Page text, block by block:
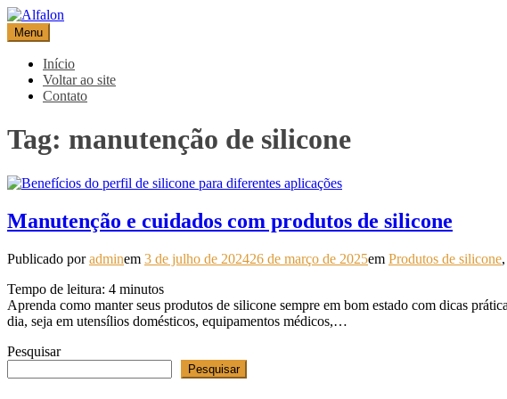
Pular
para
o
conteúdo
Alfalon
comércio e serviços pertinentes aos produtos de embalagens
Menu
Início
Voltar ao site
Contato
Tag: manutenção de silicone
Manutenção e cuidados com produtos de silicone
Publicado poradminem 3 de julho de 202426 de março de 2025em Produtos de silicone,
Tempo de leitura: 4 minutos
Aprenda como manter seus produtos de silicone sempre em bom estado com dicas
dia, seja em utensílios domésticos, equipamentos médicos,…
Pesquisar
Pesquisar